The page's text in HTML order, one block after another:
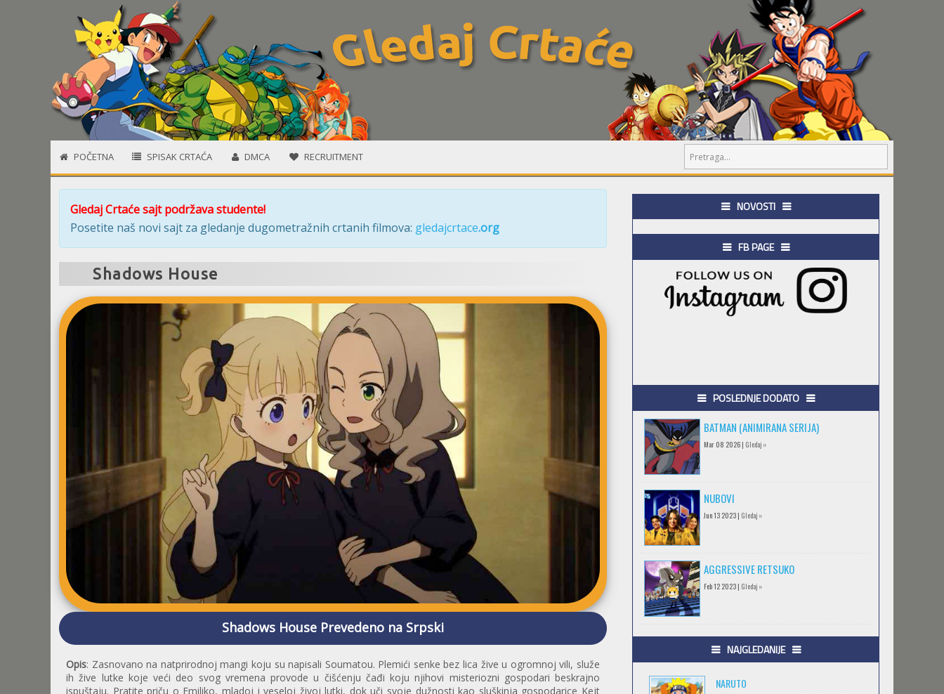
POČETNA SPISAK CRTAĆA DMCA RECRUITMENT
Gledaj Crtaće sajt podržava studente!
Posetite naš novi sajt za gledanje dugometražnih crtanih filmova: gledajcrtace.org
Shadows House
Shadows House Prevedeno na Srpski
Opis: Zasnovano na natprirodnoj mangi koju su napisali Soumatou. Plemići senke bez lica žive u ogromnoj vili, služe
ih žive lutke koje veći deo svog vremena provode u čišćenju čađi koju njihovi misteriozni gospodari beskrajno
ispuštaju. Pratite priču o Emiliko, mladoj i veseloj živoj lutki, dok uči svoje dužnosti kao sluškinja gospodarice Kejt
NOVOSTI
FB PAGE
POSLEDNJE DODATO
BATMAN (ANIMIRANA SERIJA)
Mar 08 2026 | Gledaj »
NUBOVI
Jun 13 2023 | Gledaj »
AGGRESSIVE RETSUKO
Feb 12 2023 | Gledaj »
.HACK//GIFT
Feb 12 2023 |Gledaj »
NAJGLEDANIJE
NARUTO